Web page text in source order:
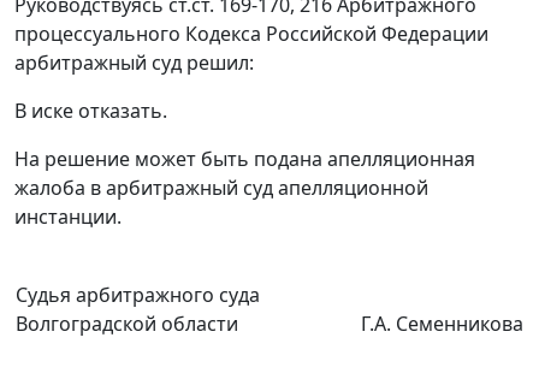
Руководствуясь ст.ст. 169-170, 216Арбитражного
процессуального Кодекса Российской Федерации
арбитражный суд решил:
В иске отказать.
На решение может быть подана апелляционная
жалоба в арбитражный суд апелляционной
инстанции.
Судья арбитражного суда
Волгоградской области
Г.А. Семенникова